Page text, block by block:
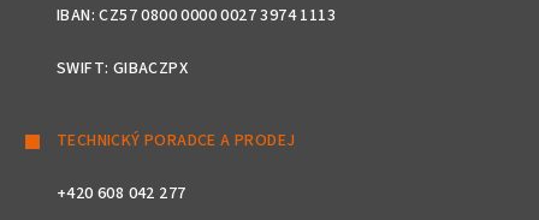
IBAN: CZ57 0800 0000 0027 3974 1113
SWIFT: GIBACZPX
TECHNICKÝ PORADCE A PRODEJ
+420 608 042 277